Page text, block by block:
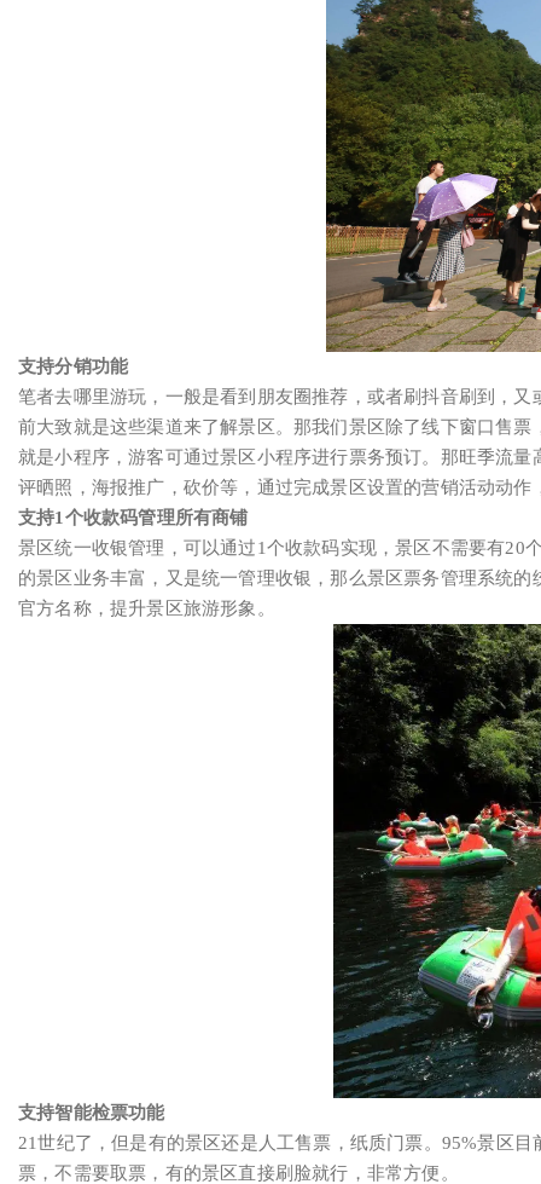
支持分销功能
笔者去哪里游玩，一般是看到朋友圈推荐，或者刷抖音刷到，
前大致就是这些渠道来了解景区。那我们景区除了线下窗口售
就是小程序，游客可通过景区小程序进行票务预订。那旺季流
评晒照，海报推广，砍价等，通过完成景区设置的营销活动动
支持1个收款码管理所有商铺
景区统一收银管理，可以通过1个收款码实现，景区不需要有20
的景区业务丰富，又是统一管理收银，那么景区票务管理系统
官方名称，提升景区旅游形象。
支持智能检票功能
21世纪了，但是有的景区还是人工售票，纸质门票。95%景区
票，不需要取票，有的景区直接刷脸就行，非常方便。